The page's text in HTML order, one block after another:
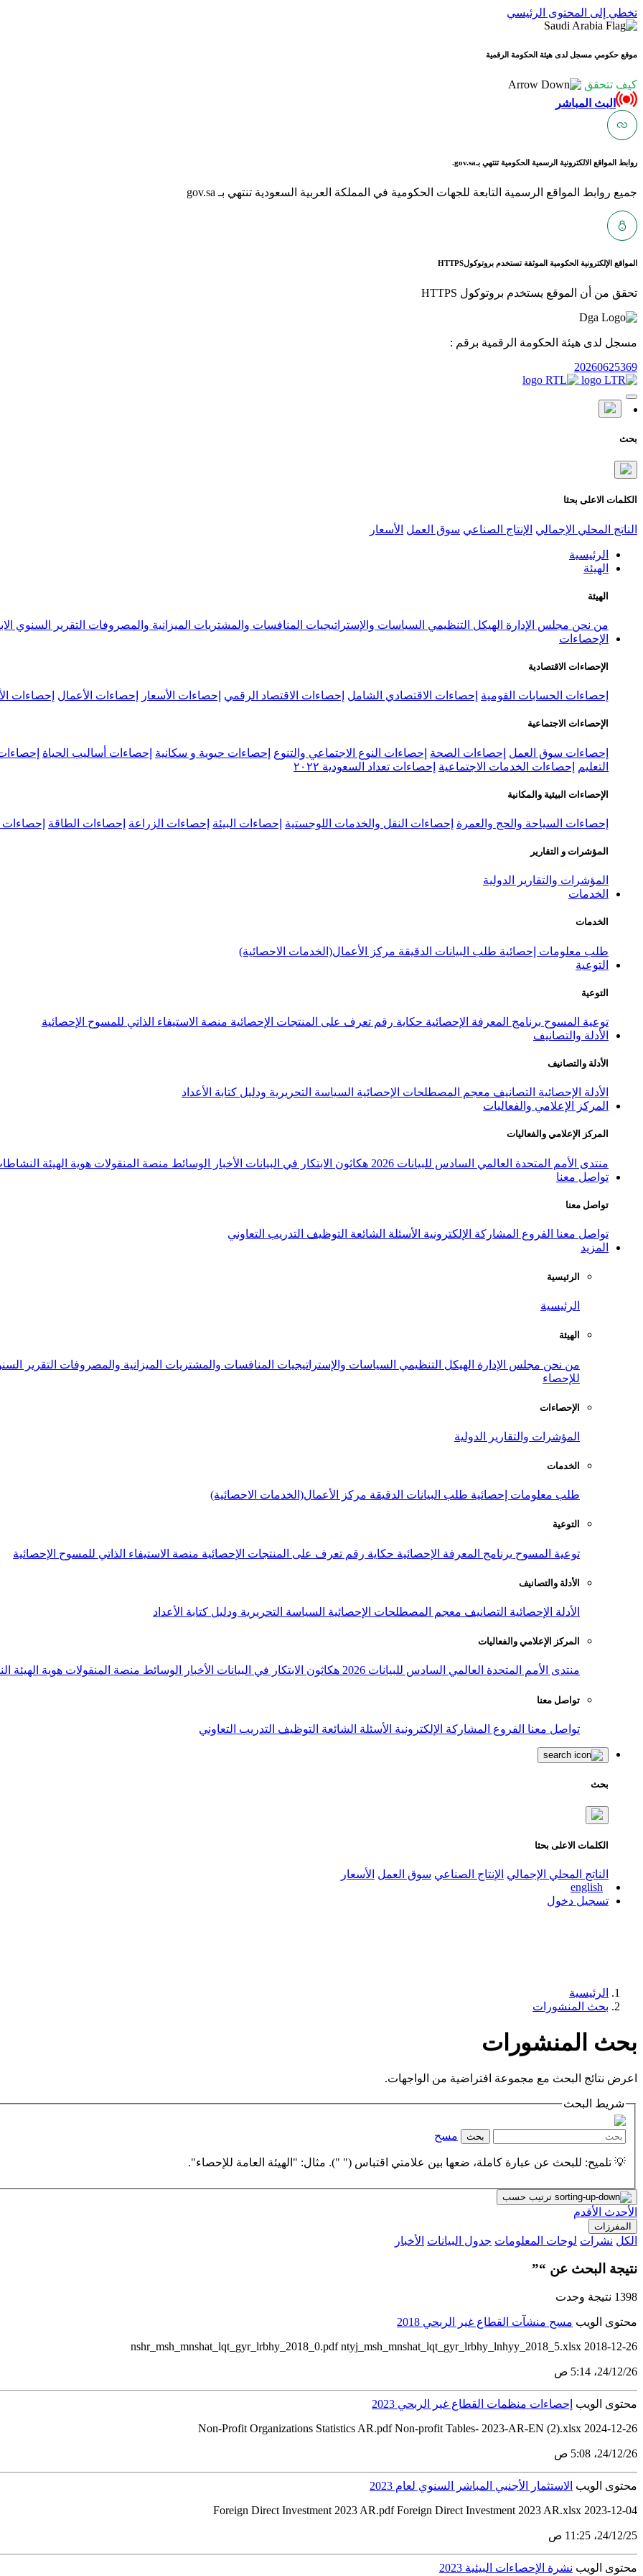
تخطي إلى المحتوى الرئيسي
موقع حكومي مسجل لدى هيئة الحكومة الرقمية
كيف تتحقق
البث المباشر
روابط المواقع الالكترونية الرسمية الحكومية تنتهي بـgov.sa.
جميع روابط المواقع الرسمية التابعة للجهات الحكومية في المملكة العربية السعودية تنتهي بـ gov.sa
المواقع الإلكترونية الحكومية الموثقة تستخدم بروتوكولHTTPS
تحقق من أن الموقع يستخدم بروتوكول HTTPS
مسجل لدى هيئة الحكومة الرقمية برقم :
20260625369
بحث
الكلمات الاعلى بحثا
الناتج المحلي الإجمالي الإنتاج الصناعي سوق العمل الأسعار
الرئيسية
الهيئة
الهيئة
من نحن مجلس الإدارة الهيكل التنظيمي السياسات والإستراتيجيات المنافسات والمشتريات الميزانية والمصروفات التقرير السنوي
الإحصاءات
الإحصاءات الاقتصادية
إحصاءات الحسابات القومية إحصاءات الاقتصادي الشامل إحصاءات الاقتصاد الرقمي إحصاءات الأسعار إحصاءات الأعمال إحصاءات
الإحصاءات الاجتماعية
إحصاءات سوق العمل إحصاءات الصحة إحصاءات النوع الاجتماعي والتنوع إحصاءات حيوية و سكانية إحصاءات أساليب الحياة
التعليم
إحصاءات الخدمات الاجتماعية إحصاءات تعداد السعودية ٢٠٢٢
الإحصاءات البيئية والمكانية
إحصاءات السياحة والحج والعمرة إحصاءات النقل والخدمات اللوجستية إحصاءات البيئة إحصاءات الزراعة إحصاءات الطاقة إحصاءات
المؤشرات و التقارير
المؤشرات والتقارير الدولية
الخدمات
الخدمات
طلب معلومات إحصائية طلب البيانات الدقيقة مركز الأعمال(الخدمات الاحصائية)
التوعية
التوعية
توعية المسوح برنامج المعرفة الإحصائية حكاية رقم تعرف على المنتجات الإحصائية منصة الاستيفاء الذاتي للمسوح الإحصائية
الأدلة والتصانيف
الأدلة والتصانيف
الأدلة الإحصائية التصانيف معجم المصطلحات الإحصائية السياسة التحريرية ودليل كتابة الأعداد
المركز الإعلامي والفعاليات
المركز الإعلامي والفعاليات
منتدى الأمم المتحدة العالمي السادس للبيانات 2026 هكاثون الابتكار في البيانات الأخبار الوسائط منصة المنقولات هوية الهيئة
تواصل معنا
تواصل معنا
تواصل معنا الفروع المشاركة الإلكترونية الأسئلة الشائعة التوظيف التدريب التعاوني
المزيد
الرئيسية
الرئيسية
الهيئة
من نحن مجلس الإدارة الهيكل التنظيمي السياسات والإستراتيجيات المنافسات والمشتريات الميزانية والمصروفات التقرير
للإحصاء
الإحصاءات
المؤشرات والتقارير الدولية
الخدمات
طلب معلومات إحصائية طلب البيانات الدقيقة مركز الأعمال(الخدمات الاحصائية)
التوعية
توعية المسوح برنامج المعرفة الإحصائية حكاية رقم تعرف على المنتجات الإحصائية منصة الاستيفاء الذاتي للمسوح الإحصائية
الأدلة والتصانيف
الأدلة الإحصائية التصانيف معجم المصطلحات الإحصائية السياسة التحريرية ودليل كتابة الأعداد
المركز الإعلامي والفعاليات
منتدى الأمم المتحدة العالمي السادس للبيانات 2026 هكاثون الابتكار في البيانات الأخبار الوسائط منصة المنقولات هوية الهيئة
تواصل معنا
تواصل معنا الفروع المشاركة الإلكترونية الأسئلة الشائعة التوظيف التدريب التعاوني
بحث
الكلمات الاعلى بحثا
الناتج المحلي الإجمالي الإنتاج الصناعي سوق العمل الأسعار
english
تسجيل دخول
الرئيسية
بحث المنشورات
بحث المنشورات
اعرض نتائج البحث مع مجموعة افتراضية من الواجهات.
شريط البحث
بحث مسح
💡 تلميح: للبحث عن عبارة كاملة، ضعها بين علامتي اقتباس (" "). مثال: "الهيئة العامة للإحصاء".
ترتيب حسب
الأحدث الأقدم
المفرزات
الكل نشرات لوحات المعلومات جدول البيانات الأخبار
نتيجة البحث عن “”
1398 نتيجة وجدت
محتوى الويب مسح منشآت القطاع غير الربحي 2018
nshr_msh_mnshat_lqt_gyr_lrbhy_2018_0.pdf ntyj_msh_mnshat_lqt_gyr_lrbhy_lnhyy_2018_5.xlsx 2018-12-26
26‏/12‏/24، 5:14 ص
محتوى الويب إحصاءات منظمات القطاع غير الربحي 2023
2024-12-26 Non-Profit Organizations Statistics AR.pdf Non-profit Tables- 2023-AR-EN (2).xlsx
26‏/12‏/24، 5:08 ص
محتوى الويب الاستثمار الأجنبي المباشر السنوي لعام 2023
2023-12-04 Foreign Direct Investment 2023 AR.pdf Foreign Direct Investment 2023 AR.xlsx
25‏/12‏/24، 11:25 ص
محتوى الويب نشرة الإحصاءات البيئية 2023